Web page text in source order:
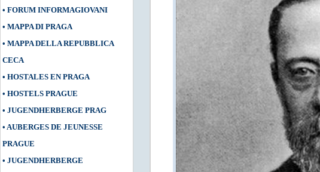
• FORUM INFORMAGIOVANI
• MAPPA DI PRAGA
• MAPPA DELLA REPUBBLICA
CECA
• HOSTALES EN PRAGA
• HOSTELS PRAGUE
• JUGENDHERBERGE PRAG
• AUBERGES DE JEUNESSE
PRAGUE
• JUGENDHERBERGE